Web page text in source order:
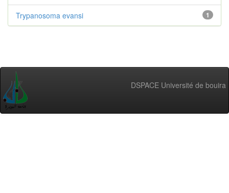
1
Trypanosoma evansi
DSPACE Université de bouira